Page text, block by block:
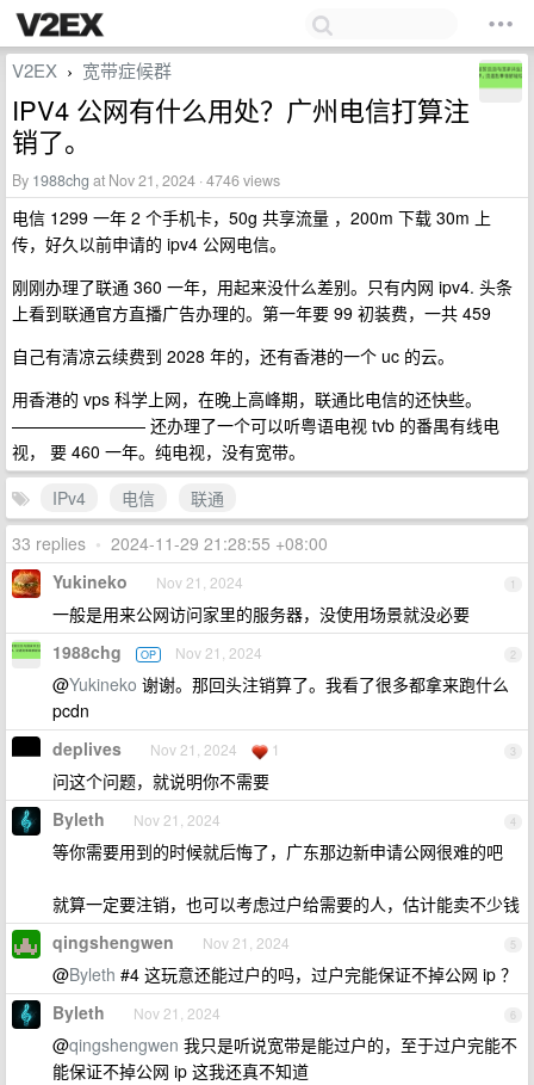
V2EX › 宽带症候群
IPV4 公网有什么用处？广州电信打算注
销了。
By 1988chg at Nov 21, 2024 · 4746 views
电信 1299 一年 2 个手机卡，50g 共享流量 ，200m 下载 30m 上
传，好久以前申请的 ipv4 公网电信。
刚刚办理了联通 360 一年，用起来没什么差别。只有内网 ipv4. 头条
上看到联通官方直播广告办理的。第一年要 99 初装费，一共 459
自己有清凉云续费到 2028 年的，还有香港的一个 uc 的云。
用香港的 vps 科学上网，在晚上高峰期，联通比电信的还快些。
———————— 还办理了一个可以听粤语电视 tvb 的番禺有线电
视， 要 460 一年。纯电视，没有宽带。
IPv4
电信
联通
33 replies • 2024-11-29 21:28:55 +08:00
1
Yukineko Nov 21, 2024
一般是用来公网访问家里的服务器，没使用场景就没必要
2
1988chg OP Nov 21, 2024
@Yukineko 谢谢。那回头注销算了。我看了很多都拿来跑什么
pcdn
3
deplives Nov 21, 2024 1
问这个问题，就说明你不需要
4
Byleth Nov 21, 2024
等你需要用到的时候就后悔了，广东那边新申请公网很难的吧
就算一定要注销，也可以考虑过户给需要的人，估计能卖不少钱
5
qingshengwen Nov 21, 2024
@Byleth #4 这玩意还能过户的吗，过户完能保证不掉公网 ip ？
6
Byleth Nov 21, 2024
@qingshengwen 我只是听说宽带是能过户的，至于过户完能不
能保证不掉公网 ip 这我还真不知道